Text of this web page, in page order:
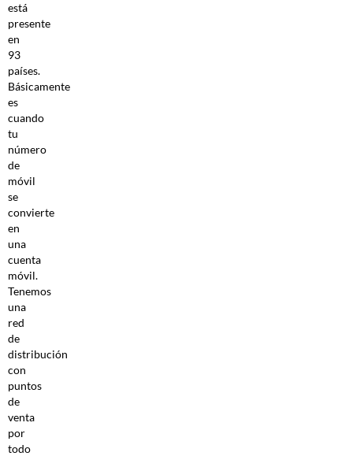
está
presente
en
93
países.
Básicamente
es
cuando
tu
número
de
móvil
se
convierte
en
una
cuenta
móvil.
Tenemos
una
red
de
distribución
con
puntos
de
venta
por
todo